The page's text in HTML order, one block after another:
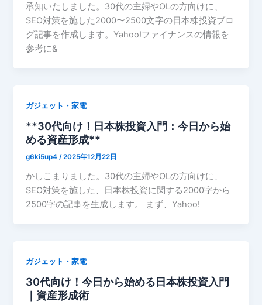
承知いたしました。30代の主婦やOLの方向けに、
SEO対策を施した2000〜2500文字の日本株投資ブロ
グ記事を作成します。Yahoo!ファイナンスの情報を
参考に&
ガジェット・家電
**30代向け！日本株投資入門：今日から始
める資産形成**
g6ki5up4/2025年12月22日
かしこまりました。30代の主婦やOLの方向けに、
SEO対策を施した、日本株投資に関する2000字から
2500字の記事を生成します。 まず、Yahoo!
ガジェット・家電
30代向け！今日から始める日本株投資入門
｜資産形成術